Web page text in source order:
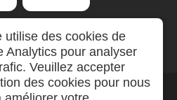
utilise des cookies de
Analytics pour analyser
Veuillez accepter
des cookies pour nous